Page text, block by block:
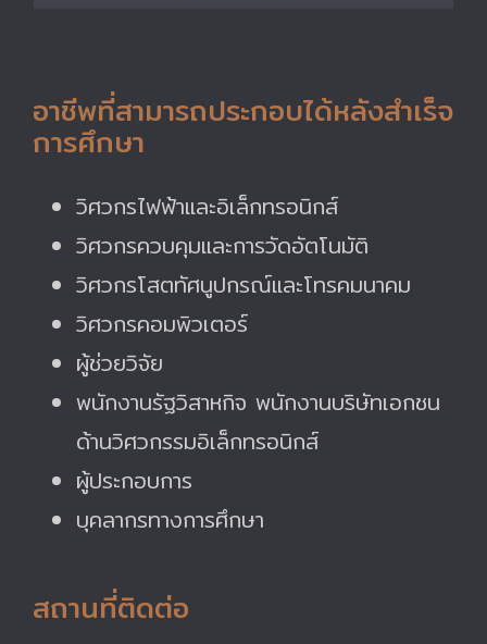
อาชีพที่สามารถประกอบได้หลังสำเร็จ
การศึกษา
วิศวกรไฟฟ้าและอิเล็กทรอนิกส์
วิศวกรควบคุมและการวัดอัตโนมัติ
วิศวกรโสตทัศนูปกรณ์และโทรคมนาคม
วิศวกรคอมพิวเตอร์
ผู้ช่วยวิจัย
พนักงานรัฐวิสาหกิจ พนักงานบริษัทเอกชน
ด้านวิศวกรรมอิเล็กทรอนิกส์
ผู้ประกอบการ
บุคลากรทางการศึกษา
สถานที่ติดต่อ